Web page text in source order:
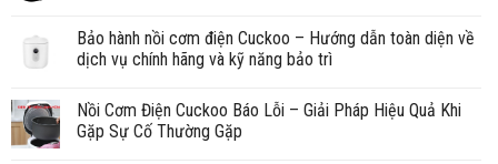
Bảo hành nồi cơm điện Cuckoo – Hướng dẫn toàn diện về
dịch vụ chính hãng và kỹ năng bảo trì
Nồi Cơm Điện Cuckoo Báo Lỗi – Giải Pháp Hiệu Quả Khi
Gặp Sự Cố Thường Gặp